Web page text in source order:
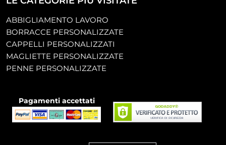
ABBIGLIAMENTO LAVORO
BORRACCE PERSONALIZZATE
CAPPELLI PERSONALIZZATI
MAGLIETTE PERSONALIZZATE
PENNE PERSONALIZZATE
Pagamenti accettati